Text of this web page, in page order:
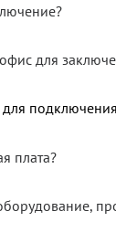
для
плата?